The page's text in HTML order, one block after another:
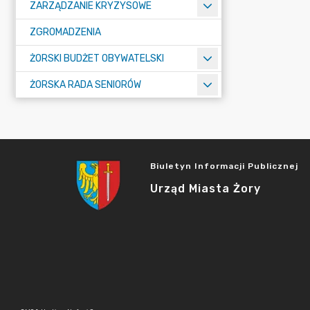
ZARZĄDZANIE KRYZYSOWE
ZGROMADZENIA
ŻORSKI BUDŻET OBYWATELSKI
ŻORSKA RADA SENIORÓW
Biuletyn Informacji Publicznej
Urząd Miasta Żory